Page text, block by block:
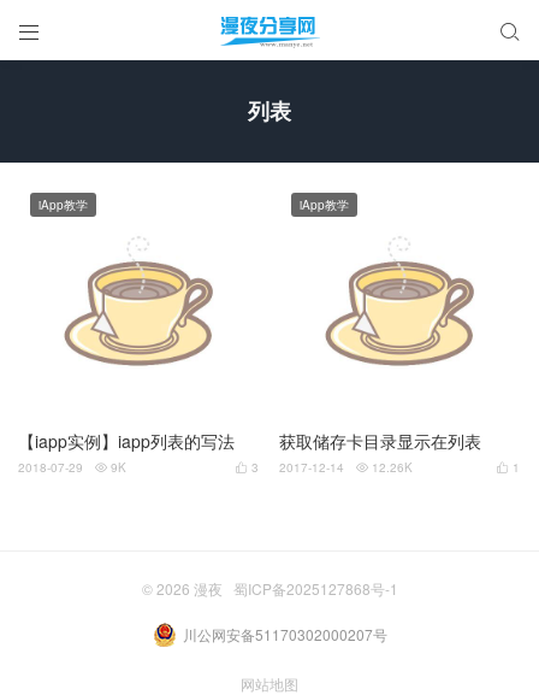
 
列表
【iapp实例】iapp列表的写法
iApp教学
 3
2018-07-29  9K
获取储存卡目录显示在列表
iApp教学
 1
2017-12-14  12.26K
© 2026 漫夜 蜀ICP备2025127868号-1
川公网安备51170302000207号
网站地图